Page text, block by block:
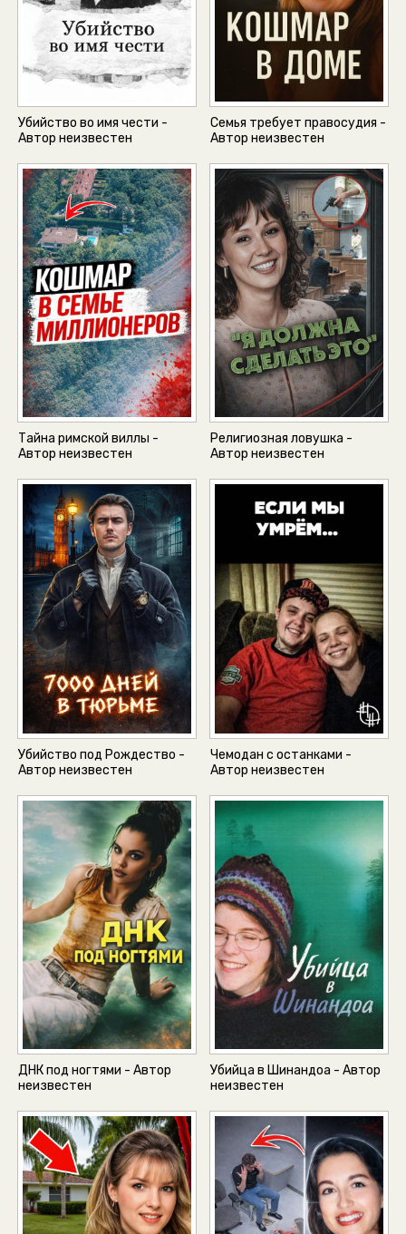
Убийство во имя чести -
Автор неизвестен
Семья требует правосудия -
Автор неизвестен
Тайна римской виллы -
Автор неизвестен
Религиозная ловушка -
Автор неизвестен
Убийство под Рождество -
Автор неизвестен
Чемодан с останками -
Автор неизвестен
ДНК под ногтями - Автор
неизвестен
Убийца в Шинандоа - Автор
неизвестен